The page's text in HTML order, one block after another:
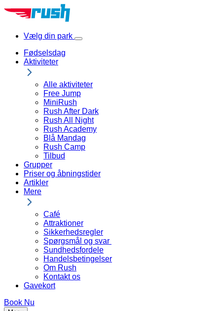
Spring
Vælg din park
Show
Fødselsdag
Aktiviteter
Alle aktiviteter
Free Jump
MiniRush
Rush After Dark
Rush All Night
Rush Academy
Blå Mandag
Rush Camp
Tilbud
Grupper
Priser og åbningstider
Artikler
Mere
Café
Attraktioner
Sikkerhedsregler
Spørgsmål og svar
Sundhedsfordele
Handelsbetingelser
Om Rush
Kontakt os
Gavekort
Book Nu